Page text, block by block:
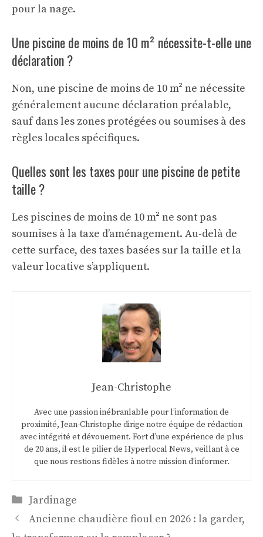
pour la nage.
Une piscine de moins de 10 m² nécessite-t-elle une
déclaration ?
Non, une piscine de moins de 10 m² ne nécessite
généralement aucune déclaration préalable,
sauf dans les zones protégées ou soumises à des
règles locales spécifiques.
Quelles sont les taxes pour une piscine de petite
taille ?
Les piscines de moins de 10 m² ne sont pas
soumises à la taxe d’aménagement. Au-delà de
cette surface, des taxes basées sur la taille et la
valeur locative s’appliquent.
Jean-Christophe
Avec une passion inébranlable pour l’information de
proximité, Jean-Christophe dirige notre équipe de rédaction
avec intégrité et dévouement. Fort d’une expérience de plus
de 20 ans, il est le pilier de Hyperlocal News, veillant à ce
que nous restions fidèles à notre mission d’informer.
Catégories
Jardinage
Ancienne chaudière fioul en 2026 : la garder,